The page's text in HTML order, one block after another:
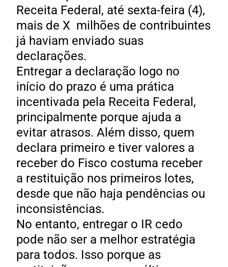
Receita Federal, até sexta-feira (4),
mais de X milhões de contribuintes
já haviam enviado suas
declarações.
Entregar a declaração logo no
início do prazo é uma prática
incentivada pela Receita Federal,
principalmente porque ajuda a
evitar atrasos. Além disso, quem
declara primeiro e tiver valores a
receber do Fisco costuma receber
a restituição nos primeiros lotes,
desde que não haja pendências ou
inconsistências.
No entanto, entregar o IR cedo
pode não ser a melhor estratégia
para todos. Isso porque as